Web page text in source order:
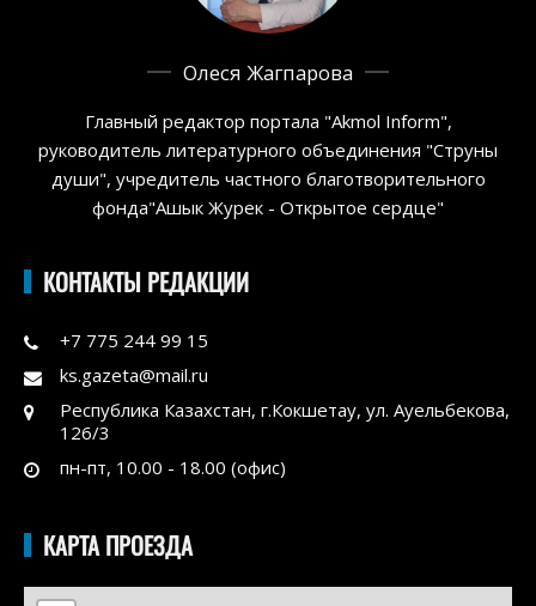
Олеся Жагпарова
Главный редактор портала "Akmol Inform",
руководитель литературного объединения "Струны
души", учредитель частного благотворительного
фонда"Ашык Журек - Открытое сердце"
КОНТАКТЫ РЕДАКЦИИ
+7 775 244 99 15
ks.gazeta@mail.ru
Республика Казахстан, г.Кокшетау, ул. Ауельбекова,
126/3
пн-пт, 10.00 - 18.00 (офис)
КАРТА ПРОЕЗДА